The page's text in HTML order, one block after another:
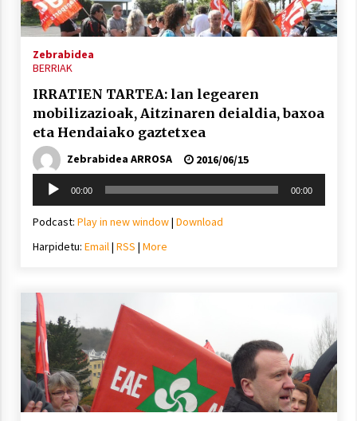
2021/11/25
Mahai-ingurua: irratia, podcastak
eta ondoren zer?
2021/11/12
2021/11/11
Arrosa sareko IX. topaketak!
2021/10/13
Zebrabidea
BERRIAK
IRRATIEN TARTEA: lan legearen
mobilizazioak, Aitzinaren deialdia, baxoa
eta Hendaiako gaztetxea
Zebrabidea ARROSA
2016/06/15
Soinu
erreproduzigailua
00:00 00:00
Podcast: Play in new window| Download
Harpidetu: Email| RSS | More